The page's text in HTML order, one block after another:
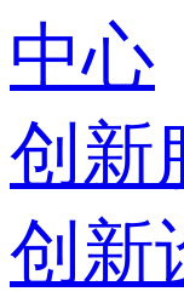
中心
创新
创新